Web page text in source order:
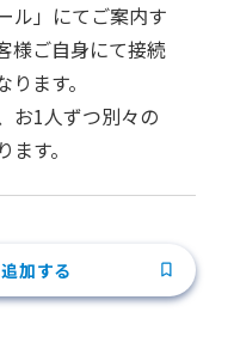
ル」にてご案内す
様ご自身にて接続
ます。
お1人ずつ別々の
す。
加する